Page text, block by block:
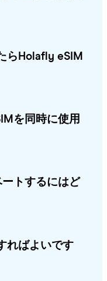
らHolafly eSIM
を同時に使用
トするにはど
ればよいです